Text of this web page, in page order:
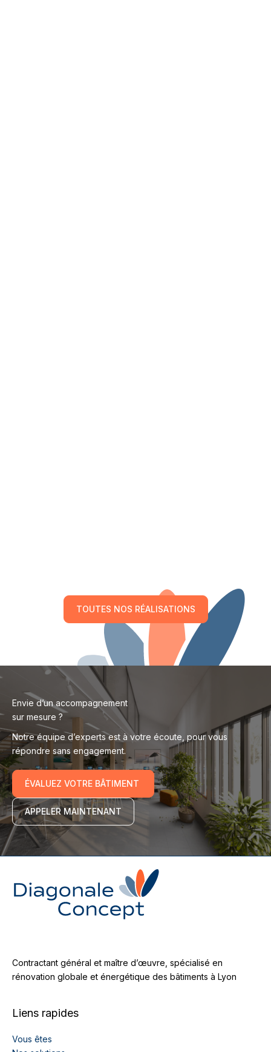
TOUTES NOS RÉALISATIONS
Envie d’un accompagnement
sur mesure ?
Notre équipe d’experts est à votre écoute, pour vous
répondre sans engagement.
ÉVALUEZ VOTRE BÂTIMENT
APPELER MAINTENANT
Contractant général et maître d’œuvre, spécialisé en
rénovation globale et énergétique des bâtiments à Lyon
Liens rapides
Vous êtes